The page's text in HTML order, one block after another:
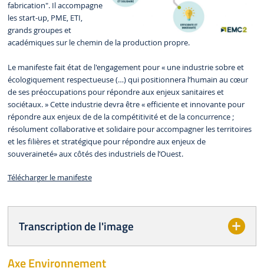
fabrication". Il accompagne
les start-up, PME, ETI,
grands groupes et
académiques sur le chemin de la production propre.
Le manifeste fait état de l'engagement pour « une industrie sobre et
écologiquement respectueuse (…) qui positionnera l’humain au cœur
de ses préoccupations pour répondre aux enjeux sanitaires et
sociétaux. » Cette industrie devra être « efficiente et innovante pour
répondre aux enjeux de de la compétitivité et de la concurrence ;
résolument collaborative et solidaire pour accompagner les territoires
et les filières et stratégique pour répondre aux enjeux de
souveraineté» aux côtés des industriels de l’Ouest.
Télécharger le manifeste
Transcription de l'image
Axe Environnement